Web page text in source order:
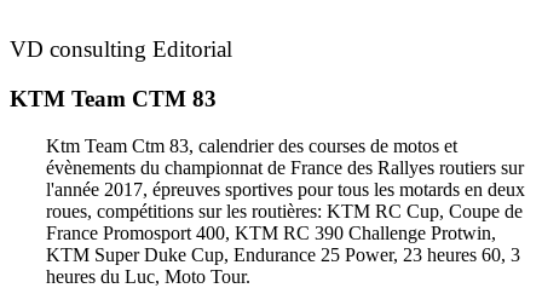
VD consulting Editorial
KTM Team CTM 83
Ktm Team Ctm 83, calendrier des courses de motos et
évènements du championnat de France des Rallyes routiers sur
l'année 2017, épreuves sportives pour tous les motards en deux
roues, compétitions sur les routières: KTM RC Cup, Coupe de
France Promosport 400, KTM RC 390 Challenge Protwin,
KTM Super Duke Cup, Endurance 25 Power, 23 heures 60, 3
heures du Luc, Moto Tour.